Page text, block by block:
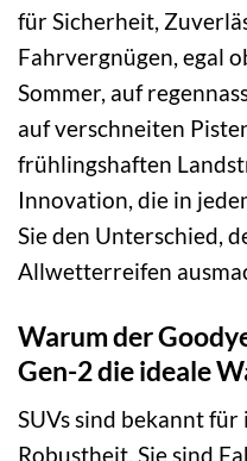
für Sicherheit,
Fahrvergnügen, egal
Sommer, auf
auf verschneiten
frühlingshaften
Innovation, die in
Sie den Unterschied,
Allwetterreifen
Warum der
Gen-2 die ideale
SUVs sind bekannt
Robustheit. Sie sind